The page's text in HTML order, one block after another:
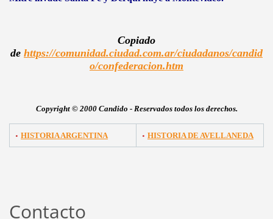
Copiado
de https://comunidad.ciudad.com.ar/ciudadanos/candid
o/confederacion.htm
Copyright © 2000 Candido - Reservados todos los derechos.
HISTORIA ARGENTINA HISTORIA DE AVELLANEDA
Contacto